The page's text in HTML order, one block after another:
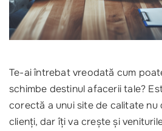
Te-ai întrebat vreodată cum
schimbe destinul afacerii tale?
corectă a unui site de calitate
clienți, dar îți va crește și